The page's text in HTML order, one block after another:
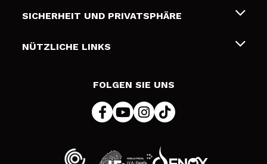
Geschenkkarten
Liefer- und Versandkosten
Zahlung
SICHERHEIT UND PRIVATSPHÄRE
Bedingungen und Datenschutz
NÜTZLICHE LINKS
FOLGEN SIE UNS